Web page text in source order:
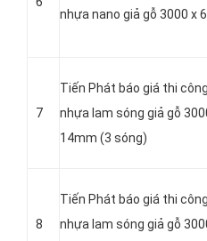
nhựa nano giả gỗ 3000 x
7
Tiến Phát báo giá thi
nhựa lam sóng giả gỗ
14mm (3 sóng)
8
Tiến Phát báo giá thi
nhựa lam sóng giả gỗ